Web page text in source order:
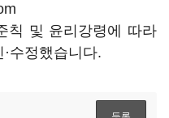
칙 및 윤리강령에 따라
수정했습니다.